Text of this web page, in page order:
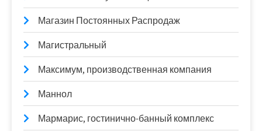
Магазин Постоянных Распродаж
Магистральный
Максимум, производственная компания
Маннол
Мармарис, гостинично-банный комплекс